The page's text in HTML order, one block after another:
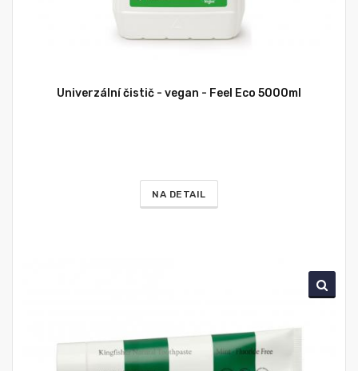
Univerzální čistič - vegan - Feel Eco 5000ml
NA DETAIL